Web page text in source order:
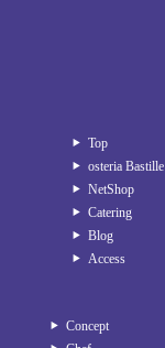
Top
osteria Bastille
NetShop
Catering
Blog
Access
Concept